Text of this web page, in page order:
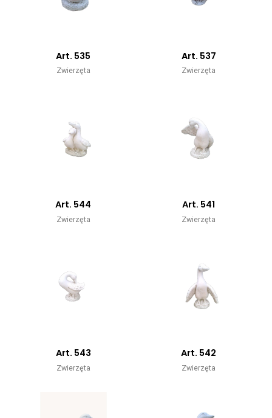
Art. 535
Zwierzęta
Art. 537
Zwierzęta
Art. 544
Zwierzęta
Art. 541
Zwierzęta
Art. 543
Zwierzęta
Art. 542
Zwierzęta